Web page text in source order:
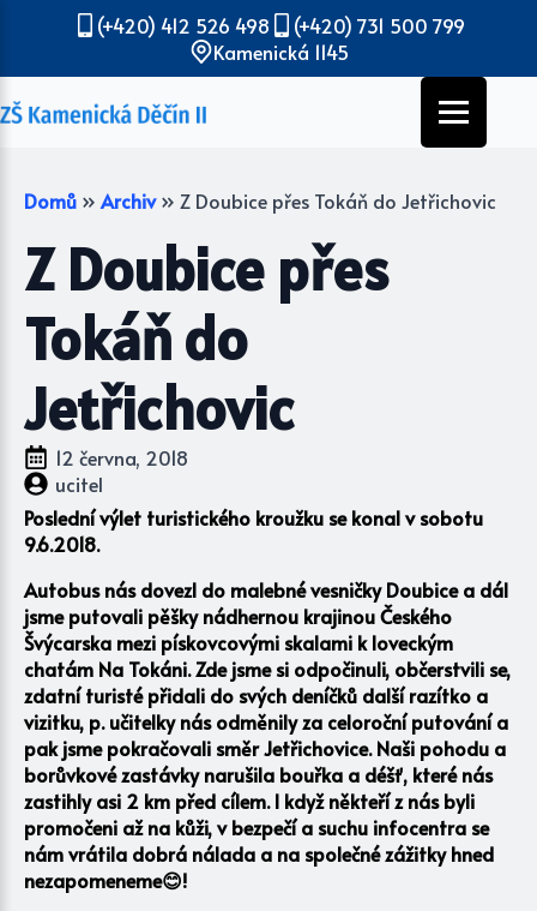
(+420) 412 526 498
(+420) 731 500 799
Kamenická 1145
Domů » Archiv » Z Doubice přes Tokáň do Jetřichovic
Z Doubice přes
Tokáň do
Jetřichovic
12 června, 2018
ucitel
Poslední výlet turistického kroužku se konal v sobotu
9.6.2018.
Autobus nás dovezl do malebné vesničky Doubice a dál
jsme putovali pěšky nádhernou krajinou Českého
Švýcarska mezi pískovcovými skalami k loveckým
chatám Na Tokáni. Zde jsme si odpočinuli, občerstvili se,
zdatní turisté přidali do svých deníčků další razítko a
vizitku, p. učitelky nás odměnily za celoroční putování a
pak jsme pokračovali směr Jetřichovice. Naši pohodu a
borůvkové zastávky narušila bouřka a déšť, které nás
zastihly asi 2 km před cílem. I když někteří z nás byli
promočeni až na kůži, v bezpečí a suchu infocentra se
nám vrátila dobrá nálada a na společné zážitky hned
nezapomeneme😊!